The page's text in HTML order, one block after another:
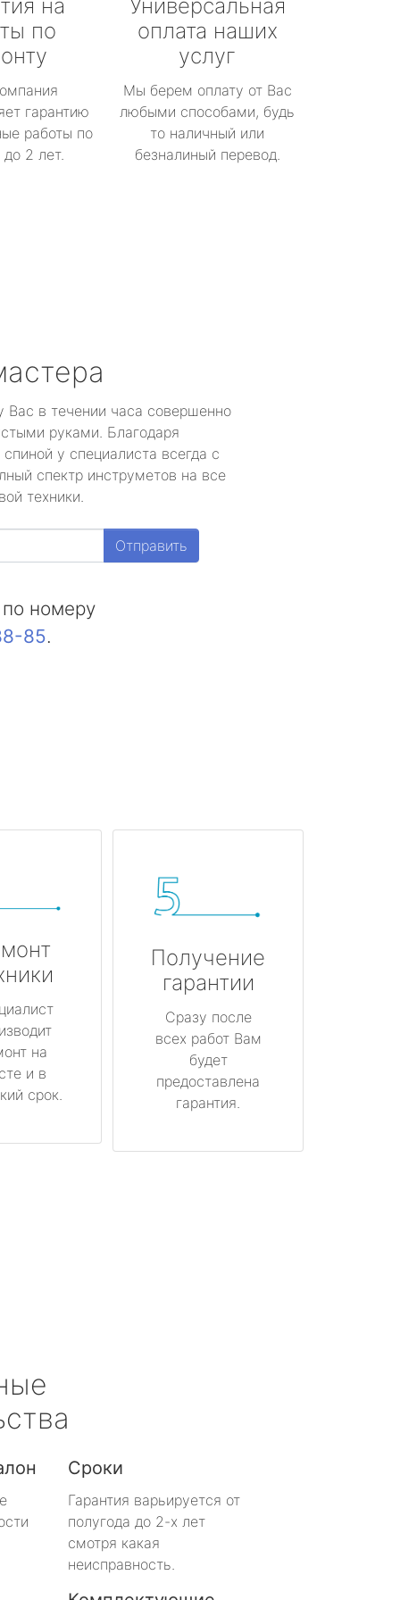
на
по
гарантию
работы по
2 лет.
Универсальная
оплата наших
услуг
Мы берем оплату от Вас
любыми способами, будь
то наличный или
безналиный перевод.
Вас в течении часа совершенно
руками. Благодаря
у специалиста всегда с
спектр инструметов на все
техники.
Отправить
номеру
85.
на
и в
срок.
Получение
гарантии
Сразу после
всех работ Вам
будет
предоставлена
гарантия.
Сроки
Гарантия варьируется от
полугода до 2-х лет
смотря какая
неисправность.